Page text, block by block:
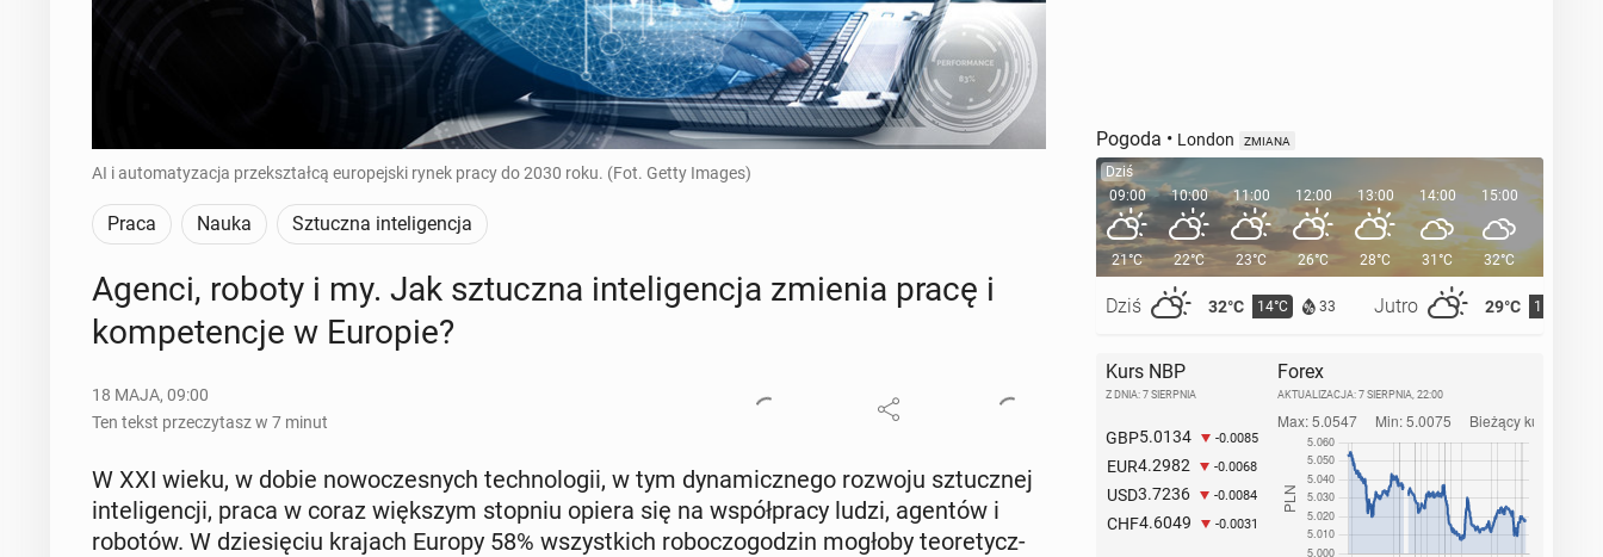
AI i automatyzacja przekształcą europejski rynek pracy do 2030 roku. (Fot. Getty Images)
Praca Nauka Sztuczna inteligencja
Agenci, roboty i my. Jak sztucz­na in­te­li­gen­cja zmienia pracę i
kom­pe­ten­cje w Europie?
18 MAJA, 09:00
Ten tekst przeczytasz w 7 minut
W XXI wieku, w dobie no­wo­cze­snych tech­no­lo­gii, w tym dy­na­micz­ne­go rozwoju sztucz­nej
in­te­li­gen­cji, praca w coraz więk­szym stopniu opiera się na współ­pra­cy ludzi, agentów i
robotów. W dzie­się­ciu krajach Europy 58% wszyst­kich ro­bo­czo­go­dzin mogłoby teo­re­tycz­
Pogoda • London ZMIANA
Dziś
09:00
21°C
Dziś 32°C 14°C 33 Jutro 29°C 15°C
10:00
22°C
11:00
23°C
12:00
26°C
13:00
28°C
14:00
31°C
15:00
32°C
16:00
Kurs NBP
Z DNIA: 7 SIERPNIA
GBP5.0134 -0.0085
EUR4.2982 -0.0068
USD3.7236 -0.0084
CHF4.6049 -0.0031
Forex
AKTUALIZACJA: 7 SIERPNIA, 22:00